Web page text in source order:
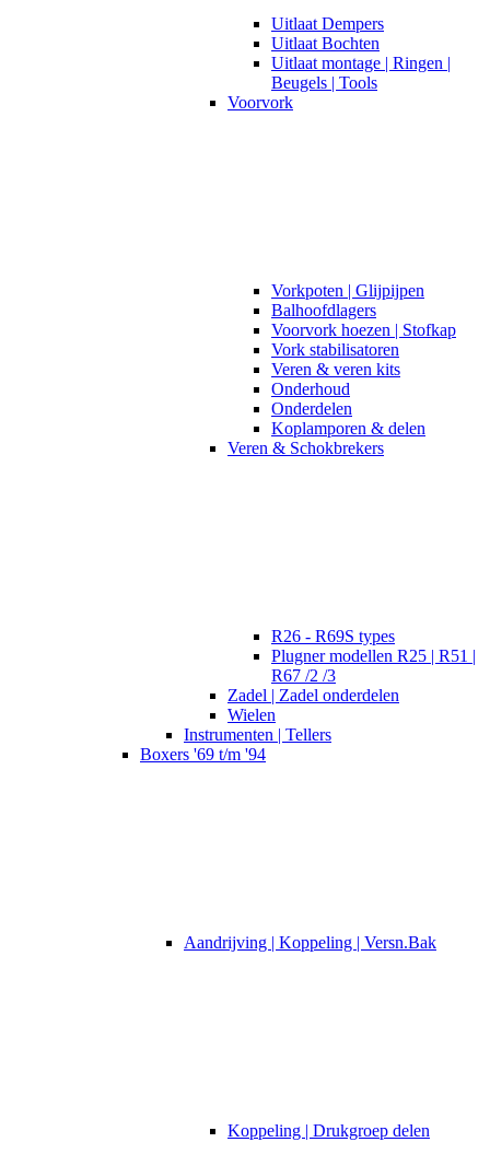
Uitlaat Dempers
Uitlaat Bochten
Uitlaat montage | Ringen |
Beugels | Tools
Voorvork
Vorkpoten | Glijpijpen
Balhoofdlagers
Voorvork hoezen | Stofkap
Vork stabilisatoren
Veren & veren kits
Onderhoud
Onderdelen
Koplamporen & delen
Veren & Schokbrekers
R26 - R69S types
Plugner modellen R25 | R51 |
R67 /2 /3
Zadel | Zadel onderdelen
Wielen
Instrumenten | Tellers
Boxers '69 t/m '94
Aandrijving | Koppeling | Versn.Bak
Koppeling | Drukgroep delen